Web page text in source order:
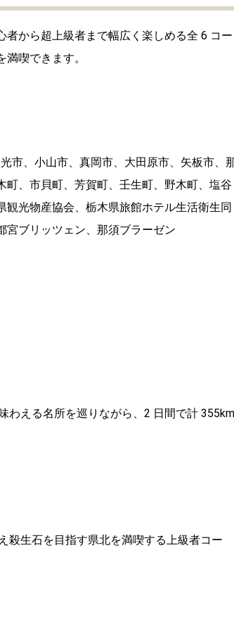
から超上級者まで幅広く楽しめる全 6 コー
喫できます。
市、小山市、真岡市、大田原市、矢板市、
、市貝町、芳賀町、壬生町、野木町、塩谷
光物産協会、栃木県旅館ホテル生活衛生同
宮ブリッツェン、那須ブラーゼン
わえる名所を巡りながら、2 日間で計 355km
殺生石を目指す県北を満喫する上級者コー